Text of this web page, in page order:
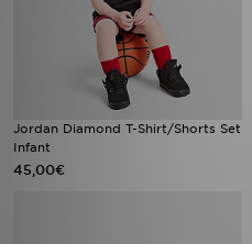
Jordan Diamond T-Shirt/Shorts Set
Infant
45,00€